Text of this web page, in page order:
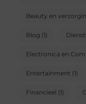
Beauty en
Blog (1)
Electronica en
Entertainment (1)
Financieel (1)